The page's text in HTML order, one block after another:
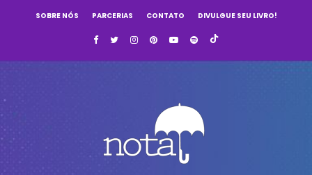
SOBRE NÓS PARCERIAS CONTATO DIVULGUE SEU LIVRO!